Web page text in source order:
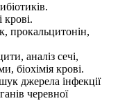
крові.
прокальцитонін,
аналіз сечі,
біохімія крові.
джерела інфекції
черевної